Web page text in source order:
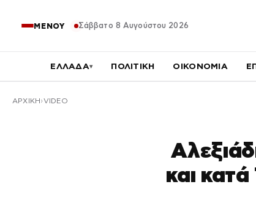
ΜΕΝΟΥ Σάββατο 8 Αυγούστου 2026
ΕΛΛΑΔΑ▾ ΠΟΛΙΤΙΚΗ ΟΙΚΟΝΟΜΙΑ
ΑΡΧΙΚΉ VIDEO
και